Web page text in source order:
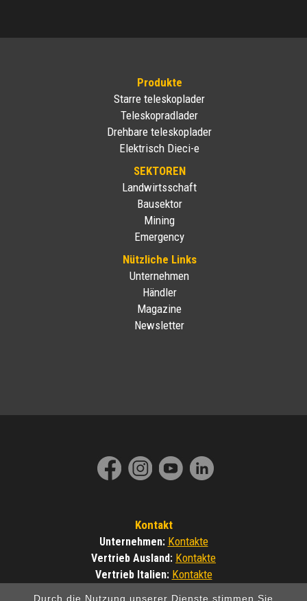
Durch die Nutzung unserer Dienste stimmen Sie
Produkte
Starre teleskoplader
Teleskopradlader
Drehbare teleskoplader
Elektrisch Dieci-e
SEKTOREN
Landwirtsschaft
Bausektor
Mining
Emergency
Nützliche Links
Unternehmen
Händler
Magazine
Newsletter
Kontakt
Unternehmen: Kontakte
Vertrieb Ausland: Kontakte
Vertrieb Italien: Kontakte